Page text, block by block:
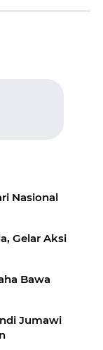
Nasional
Gelar Aksi
Bawa
Jumawi